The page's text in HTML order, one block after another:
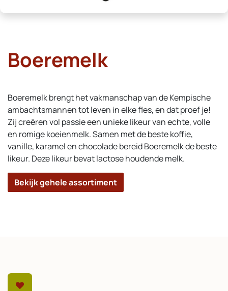
Boeremelk
Boeremelk brengt het vakmanschap van de Kempische
ambachtsmannen tot leven in elke fles, en dat proef je!
Zij creëren vol passie een unieke likeur van echte, volle
en romige koeienmelk. Samen met de beste koffie,
vanille, karamel en chocolade bereid Boeremelk de beste
likeur. Deze likeur bevat lactose houdende melk.
Bekijk gehele assortiment